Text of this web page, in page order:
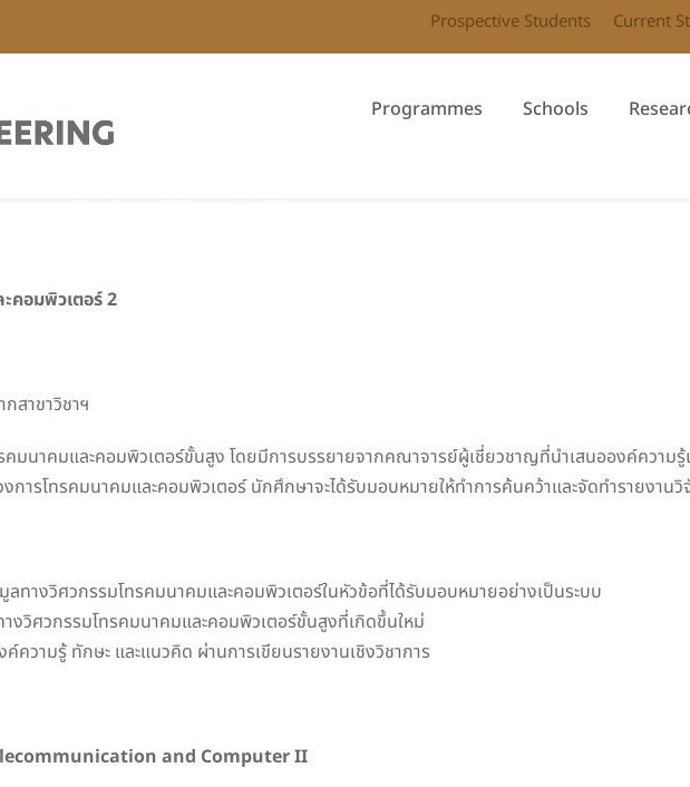
Prospective Students Current
Programmes Schools
คอมพิวเตอร์ 2
สาขาวิชาฯ
คมนาคมและคอมพิวเตอร์ขั้นสูง โดยมีการบรรยายจากคณาจารย์ผู้เชี่ยวชาญที่นำเสนอองค์ความรู้เ
งการโทรคมนาคมและคอมพิวเตอร์ นักศึกษาจะได้รับมอบหมายให้ทำการค้นคว้าและจัดทำรายงา
ลทางวิศวกรรมโทรคมนาคมและคอมพิวเตอร์ในหัวข้อที่ได้รับมอบหมายอย่างเป็นระบบ
งวิศวกรรมโทรคมนาคมและคอมพิวเตอร์ขั้นสูงที่เกิดขึ้นใหม่
ความรู้ ทักษะ และแนวคิด ผ่านการเขียนรายงานเชิงวิชาการ
and Computer II